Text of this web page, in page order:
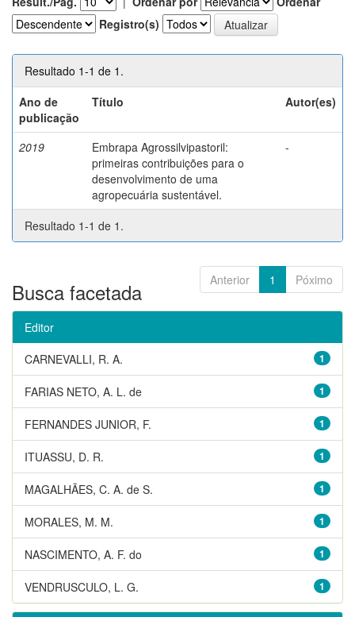
Registro(s)
Resultado 1-1 de 1.
Ano de
publicação
Título Autor(es)
2019
Embrapa Agrossilvipastoril:
primeiras contribuições para o
desenvolvimento de uma
agropecuária sustentável.
-
Resultado 1-1 de 1.
Anterior 1 Póximo
Busca facetada
Editor
1
CARNEVALLI, R. A.
1
FARIAS NETO, A. L. de
1
FERNANDES JUNIOR, F.
1
ITUASSU, D. R.
1
MAGALHÃES, C. A. de S.
1
MORALES, M. M.
1
NASCIMENTO, A. F. do
1
VENDRUSCULO, L. G.